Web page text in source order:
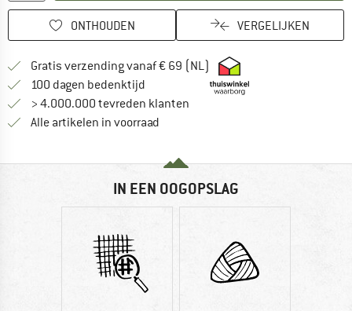
ONTHOUDEN VERGELIJKEN
Gratis verzending vanaf € 69 (NL) Vind hier de
100 dagen bedenktijd Vind de betalingsinformatie hier!
> 4.000.000 tevreden klanten
Alle artikelen in voorraad
IN EEN OOGOPSLAG